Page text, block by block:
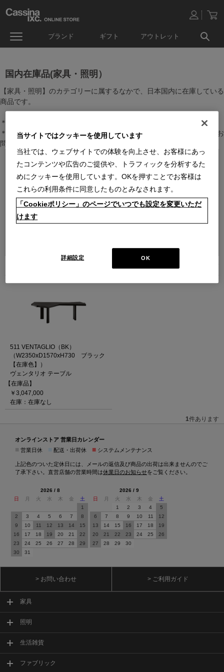
ブランド ギフト アウトレット
国内在庫品(家具・照明）
【家具・照明】のカテゴリーに属するなかで、日本国内に在庫している
商品です。
＊絞り込み機能で商品検索することができます。
＊全店舗で在庫を共有しておりますので、最新の在庫状況についてはお
問い合わせください。
511 VENTAGLIO（BK）
（W2350xD1570xH730 ブラック
【在庫色】）
ヴェンタリオ テーブル
【在庫品】
￥3,047,000
在庫：在庫なし
1件あります
オンラインストア 営業日カレンダー
営業日休 配送・出荷休 ■ システムメンテナンス
上記色のついた定休日には、メールの返信及び商品の出荷は出来ませんのでご
了承下さい。直営店舗の営業時間は休業日のお知らせをご覧ください。
2026 / 8
日
月 火 水 木 金
土
1
2
3 4 5 6 7
8
9
10 11 12 13 14
15
16
17 18 19 20 21
22
23
24 25 26 27 28
29
30
31
2026 / 9
日
月 火 水 木 金
土
1
2 3 4
5
6
7 8 9 10 11
12
13
14 15 16 17 18
19
20
21 22 23 24 25
26
27
28 29 30
> お問い合わせ > ご利用ガイド
家具
照明
生活雑貨
ファブリック
当サイトではクッキーを使用しています
当社では、ウェブサイトでの体験を向上させ、お客様にあっ
たコンテンツや広告のご提供や、トラフィックを分析するた
めにクッキーを使用しています。OKを押すことでお客様は
これらの利用条件に同意したものとみなされます。
「Cookieポリシー」のページでいつでも設定を変更いただ
けます
OK
詳細設定